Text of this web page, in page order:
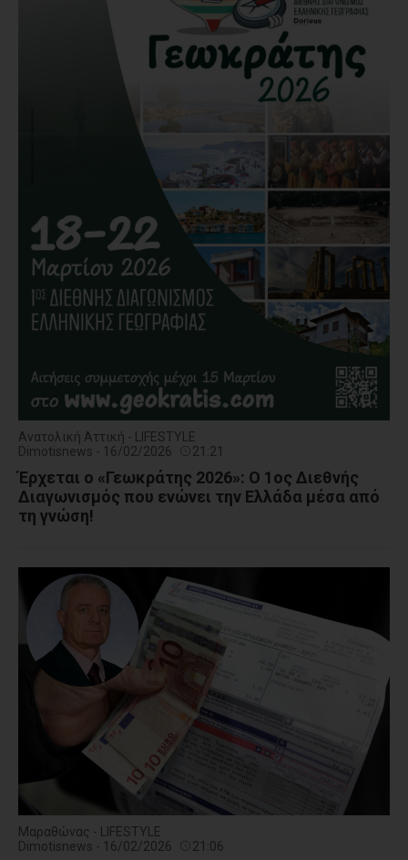
Ανατολική Αττική - LIFESTYLE
Dimotisnews - 16/02/2026
21:21
Έρχεται ο «Γεωκράτης 2026»: Ο 1ος Διεθνής
Διαγωνισμός που ενώνει την Ελλάδα μέσα από
τη γνώση!
Μαραθώνας - LIFESTYLE
Dimotisnews - 16/02/2026
21:06